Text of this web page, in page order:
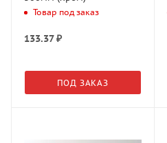
Товар под заказ
133.37₽
ПОД ЗАКАЗ